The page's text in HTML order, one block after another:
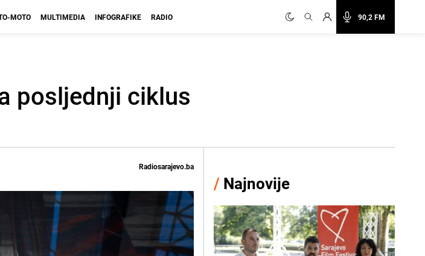
90,2 FM
MOTO MULTIMEDIA INFOGRAFIKE RADIO
posljednji ciklus
Radiosarajevo.ba
/ Najnovije